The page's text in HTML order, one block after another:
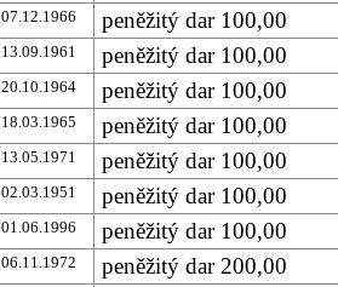
07.12.1966 peněžitý dar 100,00
13.09.1961 peněžitý dar 100,00
20.10.1964 peněžitý dar 100,00
18.03.1965 peněžitý dar 100,00
13.05.1971 peněžitý dar 100,00
02.03.1951 peněžitý dar 100,00
01.06.1996 peněžitý dar 100,00
06.11.1972 peněžitý dar 200,00